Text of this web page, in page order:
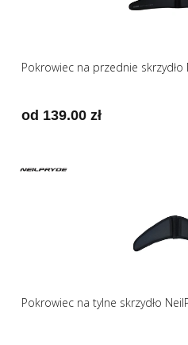
Pokrowiec na przednie skrzydło
od 139.00 zł
Pokrowiec na tylne skrzydło